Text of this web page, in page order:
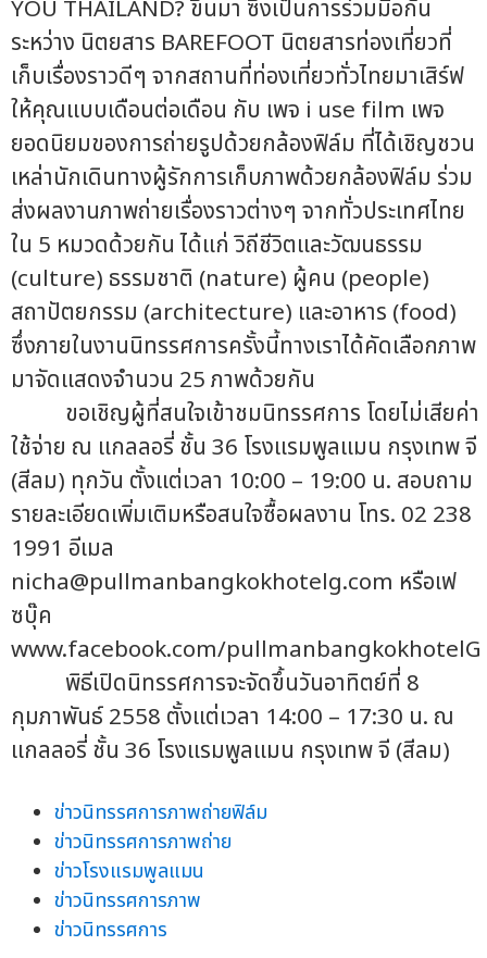
YOU THAILAND? ขึ้นมา ซึ่งเป็นการร่วมมือกัน
ระหว่าง นิตยสาร BAREFOOT นิตยสารท่องเที่ยวที่
เก็บเรื่องราวดีๆ จากสถานที่ท่องเที่ยวทั่วไทยมาเสิร์ฟ
ให้คุณแบบเดือนต่อเดือน กับ เพจ i use film เพจ
ยอดนิยมของการถ่ายรูปด้วยกล้องฟิล์ม ที่ได้เชิญชวน
เหล่านักเดินทางผู้รักการเก็บภาพด้วยกล้องฟิล์ม ร่วม
ส่งผลงานภาพถ่ายเรื่องราวต่างๆ จากทั่วประเทศไทย
ใน 5 หมวดด้วยกัน ได้แก่ วิถีชีวิตและวัฒนธรรม
(culture) ธรรมชาติ (nature) ผู้คน (people)
สถาปัตยกรรม (architecture) และอาหาร (food)
ซึ่งภายในงานนิทรรศการครั้งนี้ทางเราได้คัดเลือกภาพ
มาจัดแสดงจำนวน 25 ภาพด้วยกัน
ขอเชิญผู้ที่สนใจเข้าชมนิทรรศการ โดยไม่เสียค่า
ใช้จ่าย ณ แกลลอรี่ ชั้น 36 โรงแรมพูลแมน กรุงเทพ จี
(สีลม) ทุกวัน ตั้งแต่เวลา 10:00 – 19:00 น. สอบถาม
รายละเอียดเพิ่มเติมหรือสนใจซื้อผลงาน โทร. 02 238
1991 อีเมล
nicha@pullmanbangkokhotelg.com หรือเฟ
ซบุ๊ค
www.facebook.com/pullmanbangkokhotelG
พิธีเปิดนิทรรศการจะจัดขึ้นวันอาทิตย์ที่ 8
กุมภาพันธ์ 2558 ตั้งแต่เวลา 14:00 – 17:30 น. ณ
แกลลอรี่ ชั้น 36 โรงแรมพูลแมน กรุงเทพ จี (สีลม)
ข่าวนิทรรศการภาพถ่ายฟิล์ม
ข่าวนิทรรศการภาพถ่าย
ข่าวโรงแรมพูลแมน
ข่าวนิทรรศการภาพ
ข่าวนิทรรศการ